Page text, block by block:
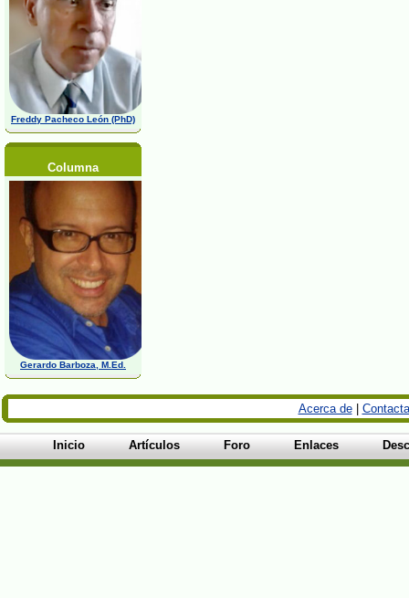
Freddy Pacheco León (PhD)
Columna
Gerardo Barboza, M.Ed.
Acerca de|
Inicio Artículos Foro Enlaces